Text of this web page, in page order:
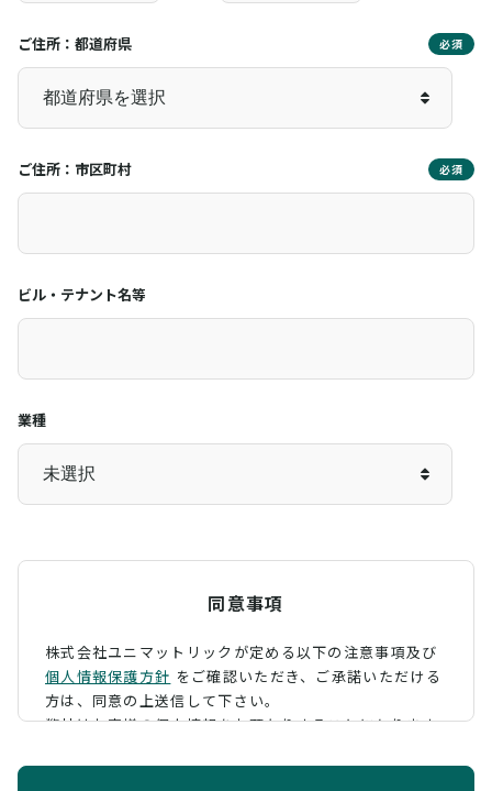
ご住所：都道府県 必須
ご住所：市区町村 必須
ビル・テナント名等
業種
同意事項
株式会社ユニマットリックが定める以下の注意事項及び
個人情報保護方針 をご確認いただき、 ご承諾いただける
方は、同意の上送信して下さい。
弊社はお客様の個人情報をお預かりすることになります
ように定め、保護に努めております。